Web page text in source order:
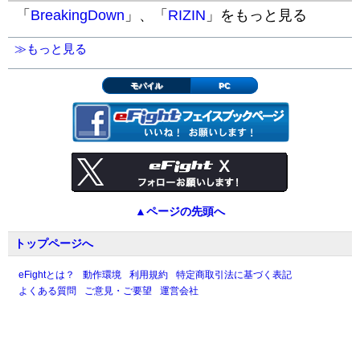
「 BreakingDown 」、「 RIZIN 」をもっと見る
≫もっと見る
モバイル PC
▲ページの先頭へ
トップページへ
eFightとは？ 動作環境 利用規約
特定商取引法に基づく表記
よくある質問
ご意見・ご要望 運営会社